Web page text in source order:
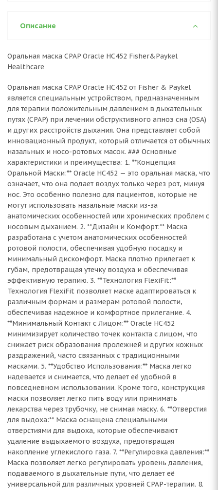
Описание
Оральная маска CPAP Oracle HC452 Fisher&Paykel
Healthcare
Оральная маска CPAP Oracle HC452 от Fisher & Paykel
является специальным устройством, предназначенным
для терапии положительным давлением в дыхательных
путях (CPAP) при лечении обструктивного апноэ сна (OSA)
и других расстройств дыхания. Она представляет собой
инновационный продукт, который отличается от обычных
назальных и носо-ротовых масок. ### Основные
характеристики и преимущества: 1. **Концепция
Оральной Маски:** Oracle HC452 — это оральная маска, что
означает, что она подает воздух только через рот, минуя
нос. Это особенно полезно для пациентов, которые не
могут использовать назальные маски из-за
анатомических особенностей или хронических проблем с
носовым дыханием. 2. **Дизайн и Комфорт:** Маска
разработана с учетом анатомических особенностей
ротовой полости, обеспечивая удобную посадку и
минимальный дискомфорт. Маска плотно прилегает к
губам, предотвращая утечку воздуха и обеспечивая
эффективную терапию. 3. **Технология FlexiFit:**
Технология FlexiFit позволяет маске адаптироваться к
различным формам и размерам ротовой полости,
обеспечивая надежное и комфортное прилегание. 4.
**Минимальный Контакт с Лицом:** Oracle HC452
минимизирует количество точек контакта с лицом, что
снижает риск образования пролежней и других кожных
раздражений, часто связанных с традиционными
масками. 5. **Удобство Использования:** Маска легко
надевается и снимается, что делает её удобной в
повседневном использовании. Кроме того, конструкция
маски позволяет легко пить воду или принимать
лекарства через трубочку, не снимая маску. 6. **Отверстия
для выдоха:** Маска оснащена специальными
отверстиями для выдоха, которые обеспечивают
удаление выдыхаемого воздуха, предотвращая
накопление углекислого газа. 7. **Регулировка давления:**
Маска позволяет легко регулировать уровень давления,
подаваемого в дыхательные пути, что делает её
универсальной для различных уровней CPAP-терапии. 8.